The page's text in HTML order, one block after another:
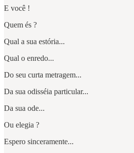
E você !
Quem és ?
Qual a sua estória...
Qual o enredo...
Do seu curta metragem...
Da sua odisséia particular...
Da sua ode...
Ou elegia ?
Espero sinceramente...